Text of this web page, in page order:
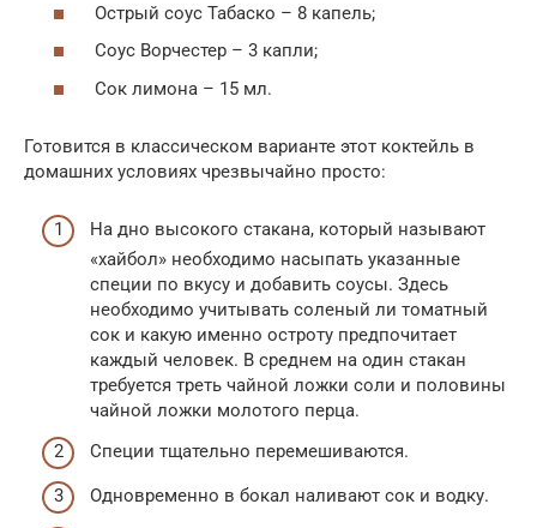
Острый соус Табаско – 8 капель;
Соус Ворчестер – 3 капли;
Сок лимона – 15 мл.
Готовится в классическом варианте этот коктейль в
домашних условиях чрезвычайно просто:
На дно высокого стакана, который называют
«хайбол» необходимо насыпать указанные
специи по вкусу и добавить соусы. Здесь
необходимо учитывать соленый ли томатный
сок и какую именно остроту предпочитает
каждый человек. В среднем на один стакан
требуется треть чайной ложки соли и половины
чайной ложки молотого перца.
Специи тщательно перемешиваются.
Одновременно в бокал наливают сок и водку.